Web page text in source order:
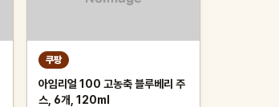
쿠팡
아임리얼 100 고농축 블루베리 주
스, 6개, 120ml